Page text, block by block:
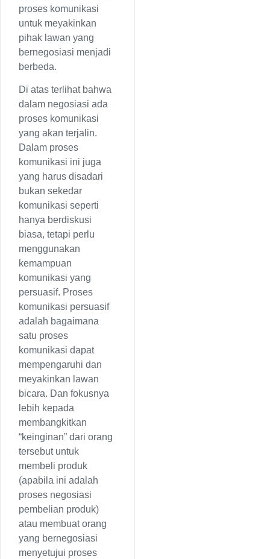
proses komunikasi
untuk meyakinkan
pihak lawan yang
bernegosiasi menjadi
berbeda.
Di atas terlihat bahwa
dalam negosiasi ada
proses komunikasi
yang akan terjalin.
Dalam proses
komunikasi ini juga
yang harus disadari
bukan sekedar
komunikasi seperti
hanya berdiskusi
biasa, tetapi perlu
menggunakan
kemampuan
komunikasi yang
persuasif. Proses
komunikasi persuasif
adalah bagaimana
satu proses
komunikasi dapat
mempengaruhi dan
meyakinkan lawan
bicara. Dan fokusnya
lebih kepada
membangkitkan
“keinginan” dari orang
tersebut untuk
membeli produk
(apabila ini adalah
proses negosiasi
pembelian produk)
atau membuat orang
yang bernegosiasi
menyetujui proses